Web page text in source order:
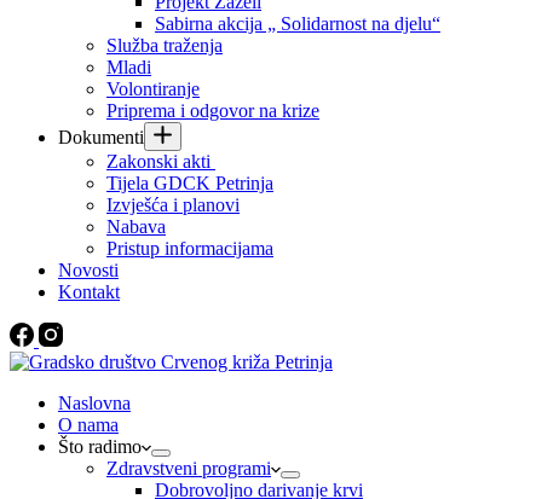
Sabirna akcija „ Solidarnost na djelu“
Služba traženja
Mladi
Volontiranje
Priprema i odgovor na krize
Dokumenti
Zakonski akti
Tijela GDCK Petrinja
Izvješća i planovi
Nabava
Pristup informacijama
Novosti
Kontakt
Naslovna
O nama
Što radimo
Zdravstveni programi
Dobrovoljno darivanje krvi